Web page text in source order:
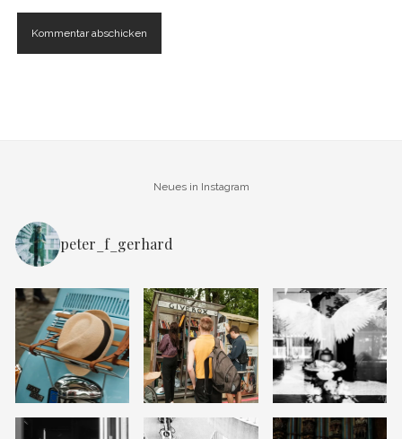
Neues in Instagram
peter_f_gerhard